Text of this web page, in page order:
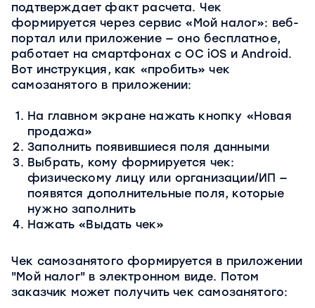
подтверждает факт расчета. Чек
формируется через сервис «Мой налог»: веб-
портал или приложение — оно бесплатное,
работает на смартфонах с ОС iOS и Android.
Вот инструкция, как «пробить» чек
самозанятого в приложении:
На главном экране нажать кнопку «Новая
продажа»
Заполнить появившиеся поля данными
Выбрать, кому формируется чек:
физическому лицу или организации/ИП —
появятся дополнительные поля, которые
нужно заполнить
Нажать «Выдать чек»
Чек самозанятого формируется в приложении
"Мой налог" в электронном виде. Потом
заказчик может получить чек самозанятого: